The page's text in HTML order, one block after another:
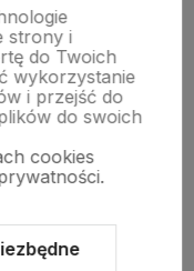
strony i
do Twoich
wykorzystanie
i przejść do
do swoich
cookies